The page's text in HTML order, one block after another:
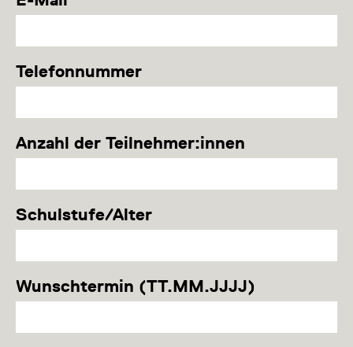
Telefonnummer
Anzahl der Teilnehmer:innen
Schulstufe/Alter
Wunschtermin (TT.MM.JJJJ)